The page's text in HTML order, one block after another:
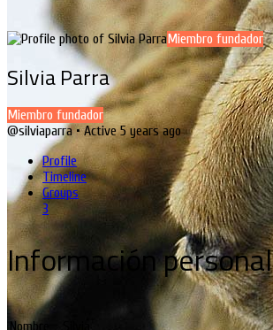
Miembro fundador
Silvia Parra
Miembro fundador
@silviaparra •Active 5 years ago
Profile
Timeline
Groups
3
Información personal
Nombre